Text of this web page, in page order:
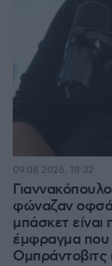
φώναζαν
μπάσκετ είναι
έμφραγμα που
Ομπράντοβιτς
09.08.2026, 18:32